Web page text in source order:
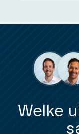
Welke